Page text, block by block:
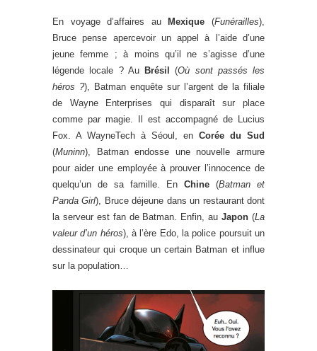
En voyage d’affaires au Mexique (Funérailles),
Bruce pense apercevoir un appel à l’aide d’une
jeune femme ; à moins qu’il ne s’agisse d’une
légende locale ? Au Brésil (Où sont passés les
héros ?), Batman enquête sur l’argent de la filiale
de Wayne Enterprises qui disparaît sur place
comme par magie. Il est accompagné de Lucius
Fox. A WayneTech à Séoul, en Corée du Sud
(Muninn), Batman endosse une nouvelle armure
pour aider une employée à prouver l’innocence de
quelqu’un de sa famille. En Chine (Batman et
Panda Girl), Bruce déjeune dans un restaurant dont
la serveur est fan de Batman. Enfin, auJapon (La
valeur d’un héros), à l’ère Edo, la police poursuit un
dessinateur qui croque un certain Batman et influe
sur la population…